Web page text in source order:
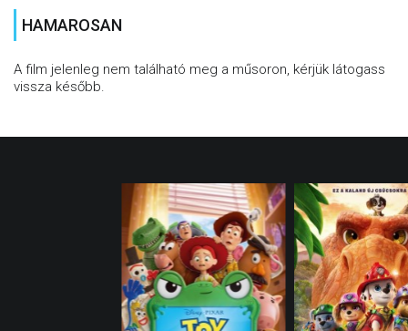
HAMAROSAN
A film jelenleg nem található meg a műsoron, kérjük látogass
vissza később.